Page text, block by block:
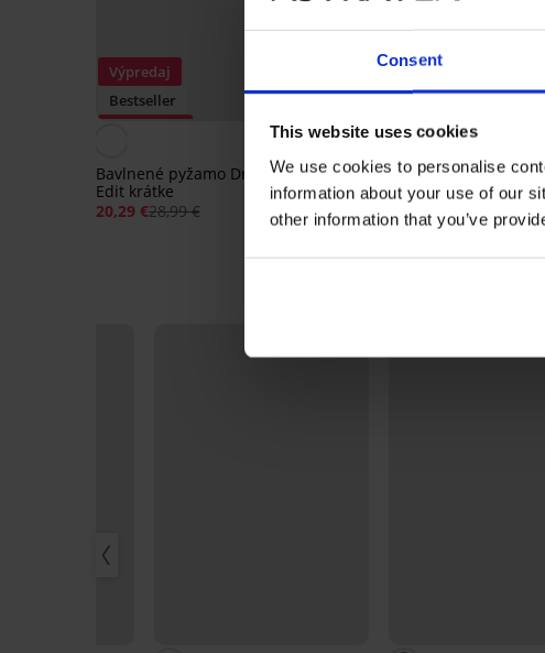
Consent
This website uses cookies
We use cookies to personalise
information about your use of our
other information that you’ve
Výpredaj
Bestseller
5
Bavlnené pyžamo Dream
Edit krátke
20,29 €28,99 €
Dámske bavlnené pyžamo
Sabrina s krátkymi
nohavicami
35,99 €